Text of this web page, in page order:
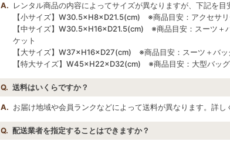
A.
レンタル商品の内容によってサイズが異なりますが、下記を目
【小サイズ】W30.5×H8×D21.5(cm) ※商品目安：アクセサ
【中サイズ】W30.5×H16×D21.5(cm) ※商品目安：スーツ＋
ケット
【大サイズ】W37×H16×D27(cm) ※商品目安：スーツ＋バッ
【特大サイズ】W45×H22×D32(cm) ※商品目安：大型バッ
Q. 送料はいくらですか？
A. お届け地域や会員ランクなどによって送料が異なります。詳し
Q. 配送業者を指定することはできますか？